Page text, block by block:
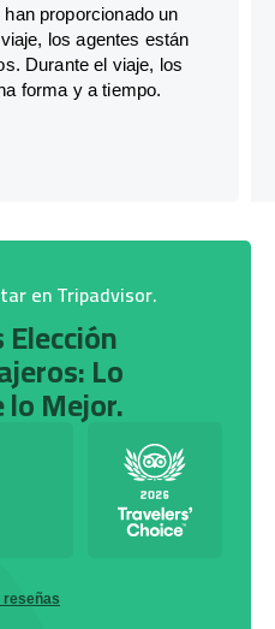
proporcionado un
los agentes están
Durante el viaje, los
forma y a tiempo.
en Tripadvisor.
Lo
Mejor.
reseñas